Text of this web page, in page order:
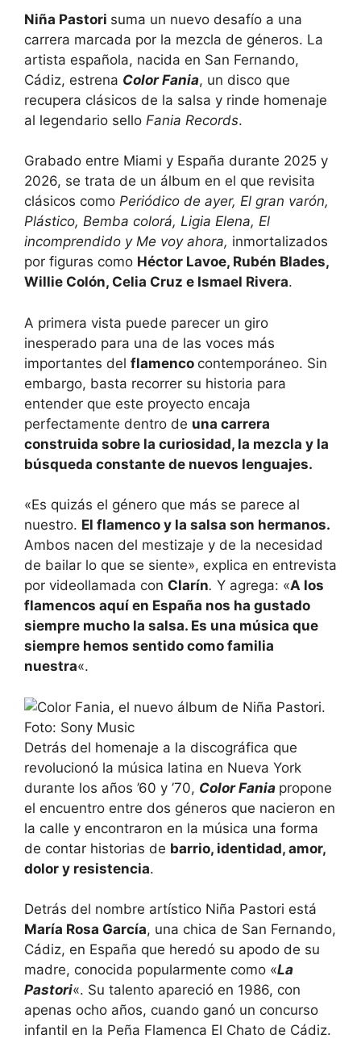
Niña Pastori suma un nuevo desafío a una
carrera marcada por la mezcla de géneros. La
artista española, nacida en San Fernando,
Cádiz, estrena Color Fania, un disco que
recupera clásicos de la salsa y rinde homenaje
al legendario sello Fania Records.
Grabado entre Miami y España durante 2025 y
2026, se trata de un álbum en el que revisita
clásicos como Periódico de ayer, El gran varón,
Plástico, Bemba colorá, Ligia Elena, El
incomprendido y Me voy ahora, inmortalizados
por figuras como Héctor Lavoe, Rubén Blades,
Willie Colón, Celia Cruz e Ismael Rivera.
A primera vista puede parecer un giro
inesperado para una de las voces más
importantes del flamenco contemporáneo. Sin
embargo, basta recorrer su historia para
entender que este proyecto encaja
perfectamente dentro de una carrera
construida sobre la curiosidad, la mezcla y la
búsqueda constante de nuevos lenguajes.
«Es quizás el género que más se parece al
nuestro. El flamenco y la salsa son hermanos.
Ambos nacen del mestizaje y de la necesidad
de bailar lo que se siente», explica en entrevista
por videollamada con Clarín. Y agrega: «A los
flamencos aquí en España nos ha gustado
siempre mucho la salsa. Es una música que
siempre hemos sentido como familia
nuestra«.
Detrás del homenaje a la discográfica que
revolucionó la música latina en Nueva York
durante los años ’60 y ’70, Color Fania propone
el encuentro entre dos géneros que nacieron en
la calle y encontraron en la música una forma
de contar historias de barrio, identidad, amor,
dolor y resistencia.
Detrás del nombre artístico Niña Pastori está
María Rosa García, una chica de San Fernando,
Cádiz, en España que heredó su apodo de su
madre, conocida popularmente como «La
Pastori«. Su talento apareció en 1986, con
apenas ocho años, cuando ganó un concurso
infantil en la Peña Flamenca El Chato de Cádiz.